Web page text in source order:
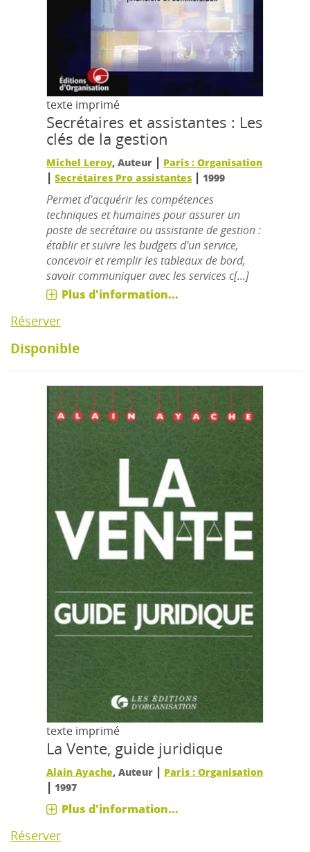
texte imprimé
Secrétaires et assistantes : Les
clés de la gestion
Michel Leroy, Auteur | Paris : Organisation
|Secrétaires Pro assistantes | 1999
Permet d'acquérir les compétences
techniques et humaines pour assurer un
poste de secrétaire ou assistante de gestion :
établir et suivre les budgets d'un service,
concevoir et remplir les tableaux de bord,
savoir communiquer avec les services c[...]
Plus d'information...
Réserver
Disponible
texte imprimé
La Vente, guide juridique
Alain Ayache, Auteur | Paris : Organisation
| 1997
Plus d'information...
Réserver